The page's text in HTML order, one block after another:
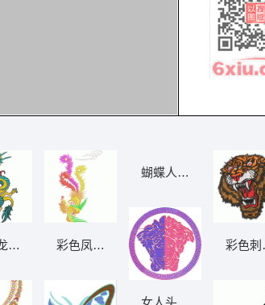
纹刺绣图案 龙彩色凤凰刺绣图案 凤凰
蝴蝶人物脸谱AB珠片
女人头AB片 大豪格式
彩色刺